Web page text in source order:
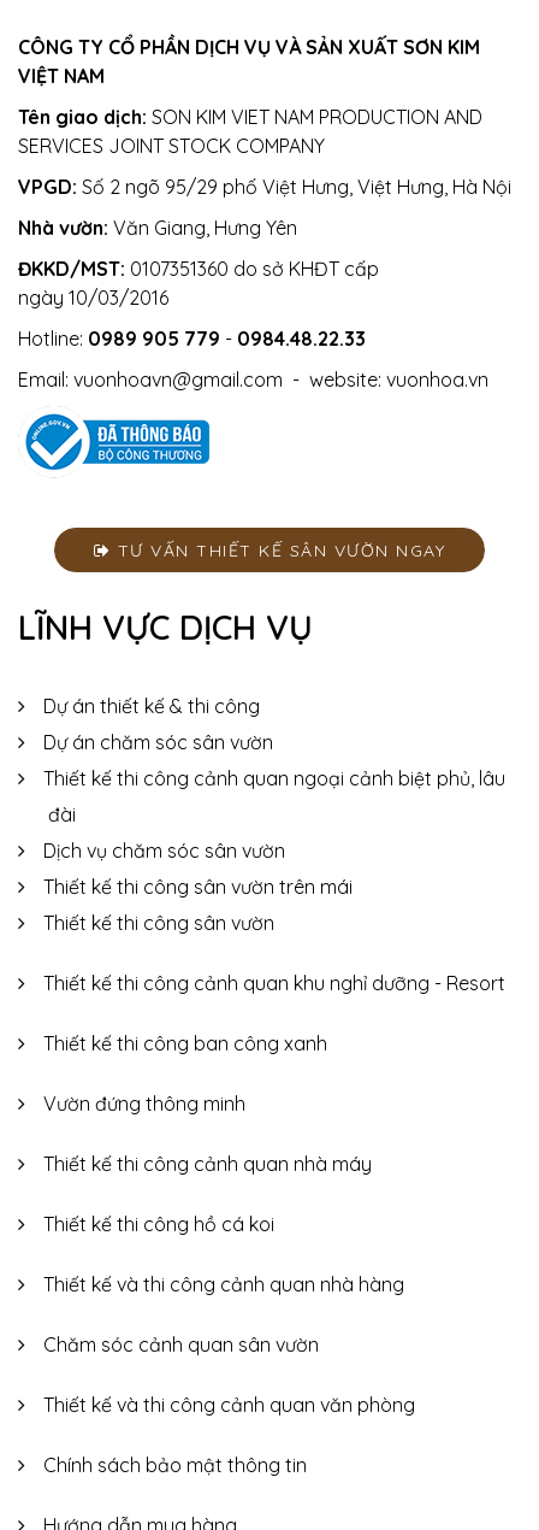
CÔNG TY CỔ PHẦN DỊCH VỤ VÀ SẢN XUẤT SƠN KIM
VIỆT NAM
Tên giao dịch: SON KIM VIET NAM PRODUCTION AND
SERVICES JOINT STOCK COMPANY
VPGD: Số 2 ngõ 95/29 phố Việt Hưng, Việt Hưng, Hà Nội
Nhà vườn: Văn Giang, Hưng Yên
ĐKKD/MST: 0107351360 do sở KHĐT cấp
ngày 10/03/2016
Hotline: 0989 905 779 - 0984.48.22.33
Email: vuonhoavn@gmail.com - website: vuonhoa.vn
TƯ VẤN THIẾT KẾ SÂN VƯỜN NGAY
LĨNH VỰC DỊCH VỤ
Dự án thiết kế & thi công
Dự án chăm sóc sân vườn
Thiết kế thi công cảnh quan ngoại cảnh biệt phủ, lâu
đài
Dịch vụ chăm sóc sân vườn
Thiết kế thi công sân vườn trên mái
Thiết kế thi công sân vườn
Thiết kế thi công cảnh quan khu nghỉ dưỡng - Resort
Thiết kế thi công ban công xanh
Vườn đứng thông minh
Thiết kế thi công cảnh quan nhà máy
Thiết kế thi công hồ cá koi
Thiết kế và thi công cảnh quan nhà hàng
Chăm sóc cảnh quan sân vườn
Thiết kế và thi công cảnh quan văn phòng
Chính sách bảo mật thông tin